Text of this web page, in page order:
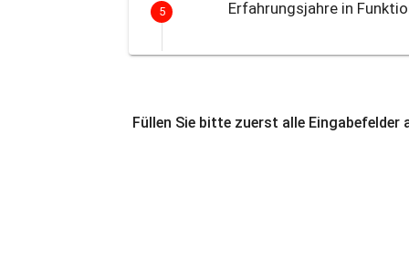
5 Erfahrungsjahre in
Füllen Sie bitte zuerst alle Eingabefelder